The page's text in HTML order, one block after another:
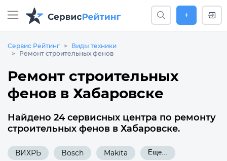
+
Сервис Рейтинг
Виды техники
Ремонт строительных фенов
Ремонт строительных
фенов в Хабаровске
Найдено 24 сервисных центра по ремонту
строительных фенов в Хабаровске.
ВИХРЬ Bosch Makita Еще...